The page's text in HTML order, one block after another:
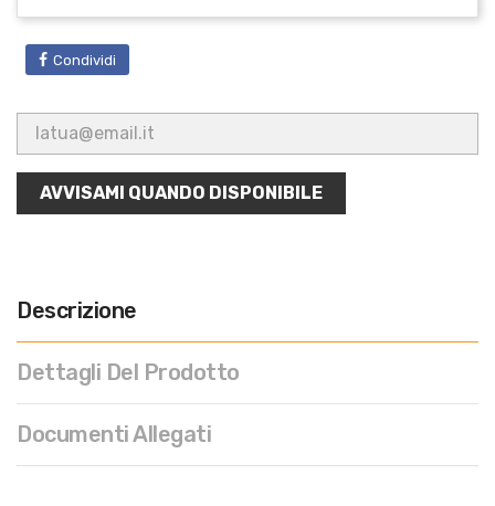
Condividi
AVVISAMI QUANDO DISPONIBILE
Descrizione
Dettagli Del Prodotto
Documenti Allegati